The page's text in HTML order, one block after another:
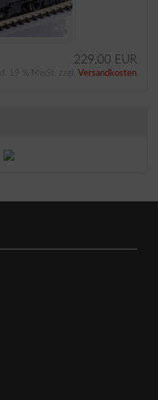
229,00 EUR
Versandkosten